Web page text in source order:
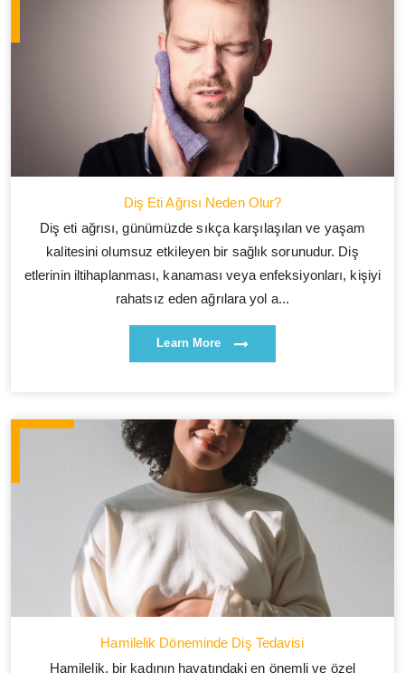
Diş Eti Ağrısı Neden Olur?
Diş eti ağrısı, günümüzde sıkça karşılaşılan ve yaşam
kalitesini olumsuz etkileyen bir sağlık sorunudur. Diş
etlerinin iltihaplanması, kanaması veya enfeksiyonları, kişiyi
rahatsız eden ağrılara yol a...
Learn More
Hamilelik Döneminde Diş Tedavisi
Hamilelik, bir kadının hayatındaki en önemli ve özel